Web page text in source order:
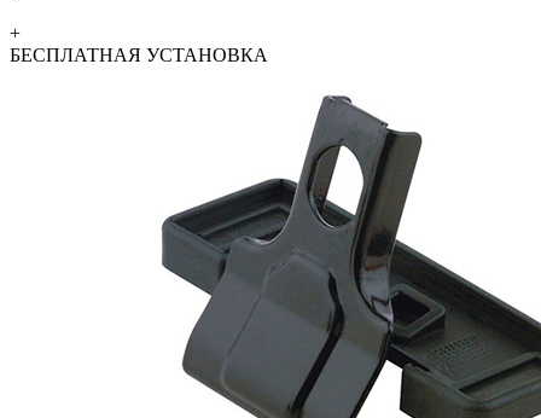
+
БЕСПЛАТНАЯ УСТАНОВКА